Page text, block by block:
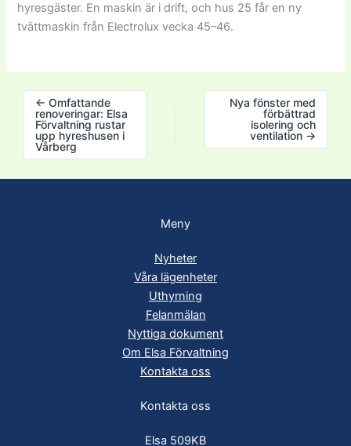
hyresgäster. En maskin är i drift, och hus 25 får en ny
tvättmaskin från Electrolux vecka 45–46.
← Omfattande
renoveringar: Elsa
Förvaltning rustar
upp hyreshusen i
Vårberg
Nya fönster med
förbättrad
isolering och
ventilation →
Meny
Nyheter
Våra lägenheter
Uthyrning
Felanmälan
Nyttiga dokument
Om Elsa Förvaltning
Kontakta oss
Kontakta oss
Elsa 509KB